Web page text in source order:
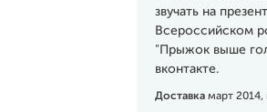
звучать на
Всероссийском
"Прыжок выше
вконтакте.
Доставка март 2014,